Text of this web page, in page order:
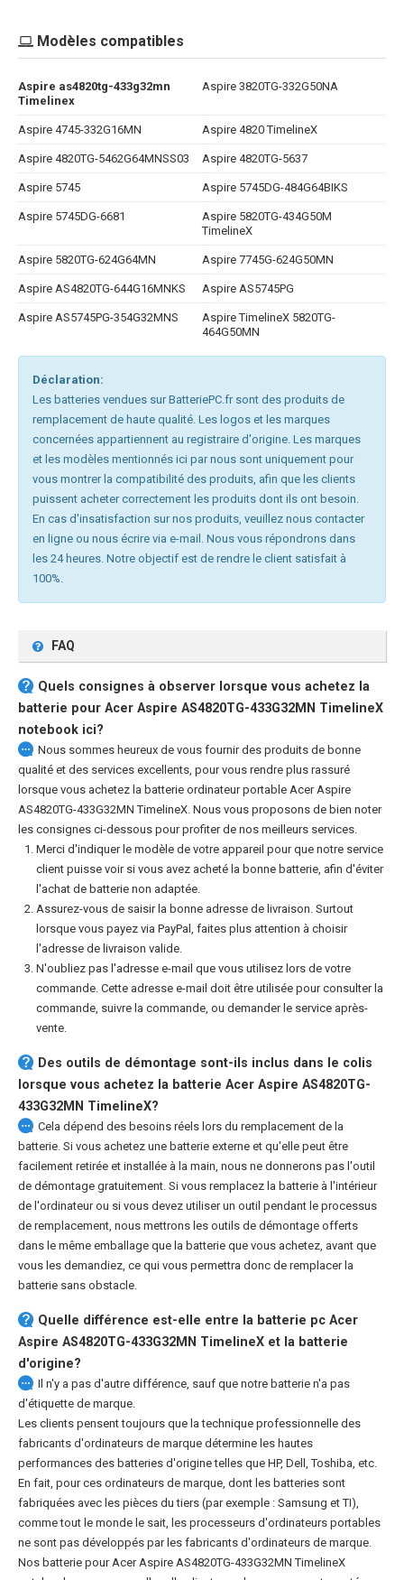
Modèles compatibles
Aspire as4820tg-433g32mn
Timelinex
Aspire 3820TG-332G50NA
Aspire 4745-332G16MN Aspire 4820 TimelineX
Aspire 4820TG-5462G64MNSS03 Aspire 4820TG-5637
Aspire 5745 Aspire 5745DG-484G64BIKS
Aspire 5745DG-6681
Aspire 5820TG-434G50M
TimelineX
Aspire 5820TG-624G64MN Aspire 7745G-624G50MN
Aspire AS4820TG-644G16MNKS Aspire AS5745PG
Aspire AS5745PG-354G32MNS
Aspire TimelineX 5820TG-
464G50MN
Déclaration:
Les batteries vendues sur BatteriePC.fr sont des produits de
remplacement de haute qualité. Les logos et les marques
concernées appartiennent au registraire d'origine. Les marques
et les modèles mentionnés ici par nous sont uniquement pour
vous montrer la compatibilité des produits, afin que les clients
puissent acheter correctement les produits dont ils ont besoin.
En cas d'insatisfaction sur nos produits, veuillez nous contacter
en ligne ou nous écrire via e-mail. Nous vous répondrons dans
les 24 heures. Notre objectif est de rendre le client satisfait à
100%.
FAQ
Quels consignes à observer lorsque vous achetez la
batterie pour Acer Aspire AS4820TG-433G32MN TimelineX
notebook ici?
Nous sommes heureux de vous fournir des produits de bonne
qualité et des services excellents, pour vous rendre plus rassuré
lorsque vous achetez la batterie ordinateur portable Acer Aspire
AS4820TG-433G32MN TimelineX. Nous vous proposons de bien noter
les consignes ci-dessous pour profiter de nos meilleurs services.
Merci d'indiquer le modèle de votre appareil pour que notre service
client puisse voir si vous avez acheté la bonne batterie, afin d'éviter
l'achat de batterie non adaptée.
Assurez-vous de saisir la bonne adresse de livraison. Surtout
lorsque vous payez via PayPal, faites plus attention à choisir
l'adresse de livraison valide.
N'oubliez pas l'adresse e-mail que vous utilisez lors de votre
commande. Cette adresse e-mail doit être utilisée pour consulter la
commande, suivre la commande, ou demander le service après-
vente.
Des outils de démontage sont-ils inclus dans le colis
lorsque vous achetez la batterie Acer Aspire AS4820TG-
433G32MN TimelineX?
Cela dépend des besoins réels lors du remplacement de la
batterie. Si vous achetez une batterie externe et qu'elle peut être
facilement retirée et installée à la main, nous ne donnerons pas l'outil
de démontage gratuitement. Si vous remplacez la batterie à l'intérieur
de l'ordinateur ou si vous devez utiliser un outil pendant le processus
de remplacement, nous mettrons les outils de démontage offerts
dans le même emballage que la batterie que vous achetez, avant que
vous les demandiez, ce qui vous permettra donc de remplacer la
batterie sans obstacle.
Quelle différence est-elle entre la batterie pc Acer
Aspire AS4820TG-433G32MN TimelineX et la batterie
d'origine?
Il n'y a pas d'autre différence, sauf que notre batterie n'a pas
d'étiquette de marque.
Les clients pensent toujours que la technique professionnelle des
fabricants d'ordinateurs de marque détermine les hautes
performances des batteries d'origine telles que HP, Dell, Toshiba, etc.
En fait, pour ces ordinateurs de marque, dont les batteries sont
fabriquées avec les pièces du tiers (par exemple : Samsung et TI),
comme tout le monde le sait, les processeurs d'ordinateurs portables
ne sont pas développés par les fabricants d'ordinateurs de marque.
Nos batterie pour Acer Aspire AS4820TG-433G32MN TimelineX